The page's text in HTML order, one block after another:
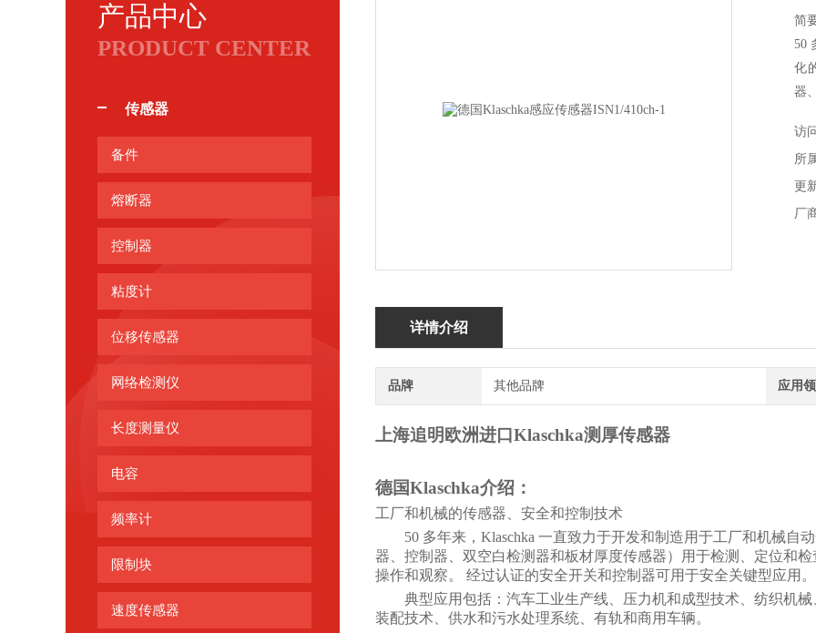
产品中心
PRODUCT CENTER
传感器
备件
熔断器
控制器
粘度计
位移传感器
网络检测仪
长度测量仪
电容
频率计
限制块
速度传感器
简
50
化
器
过
访
所
更
厂
详情介绍
品牌 其他品牌 应用
上海追明 欧洲进口Klaschka测厚传感器
德国Klaschka介绍 ：
工厂和机械的传感器、安全和控制技术
50 多年来，Klaschka 一直致力于开发和制造用于工厂和机械自
器、控制器、双空白检测器和板材厚度传感器）用于检测、定位和
操作和观察。 经过认证的安全开关和控制器可用于安全关键型应用。
典型应用包括：汽车工业生产线、压力机和成型技术、纺织机
装配技术、供水和污水处理系统、有轨和商用车辆。